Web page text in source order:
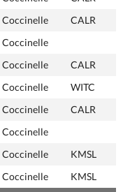
Coccinelle
CALR
Coccinelle
Coccinelle
CALR
Coccinelle
WITC
Coccinelle
CALR
Coccinelle
Coccinelle
KMSL
Coccinelle
KMSL